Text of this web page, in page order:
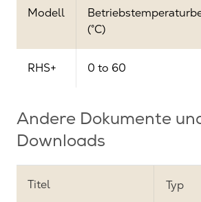
Modell
(°C)
RHS+ 0 to 60
Andere Dokumente
Downloads
Titel Typ